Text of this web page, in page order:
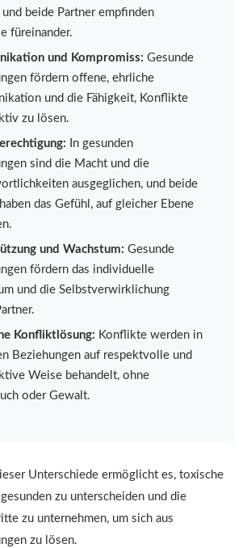
beide Partner empfinden
füreinander.
und Kompromiss: Gesunde
fördern offene, ehrliche
und die Fähigkeit, Konflikte
zu lösen.
In gesunden
sind die Macht und die
ausgeglichen, und beide
das Gefühl, auf gleicher Ebene
und Wachstum: Gesunde
fördern das individuelle
und die Selbstverwirklichung
Konfliktlösung: Konflikte werden in
Beziehungen auf respektvolle und
Weise behandelt, ohne
oder Gewalt.
Unterschiede ermöglicht es, toxische
zu unterscheiden und die
zu unternehmen, um sich aus
zu lösen.